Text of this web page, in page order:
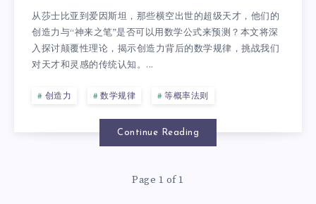
从莎士比亚到爱因斯坦，那些横空出世的超级天才，他们的
创造力与“神来之笔”是否可以用数学公式来预测？本文将深
入探讨颠覆性理论，揭示创造力背后的数学规律，挑战我们
对天才和灵感的传统认知。...
创造力 数学规律 等概率法则
Continue Reading
Page 1 of 1